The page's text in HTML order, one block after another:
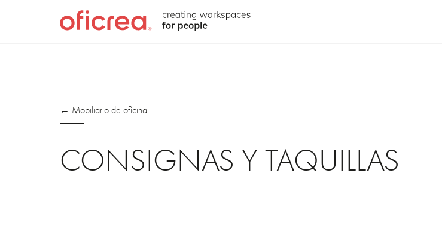
← Mobiliario de oficina
CONSIGNAS Y TAQUILLAS